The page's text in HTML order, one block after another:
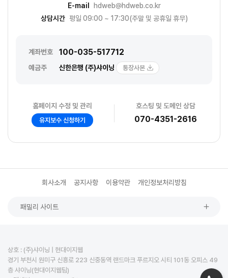
E-mail
hdweb@hdweb.co.kr
상담시간 평일 09:00 ~ 17:30(주말 및 공휴일 휴무)
계좌번호 100-035-517712
예금주 신한은행 (주)샤이닝 통장사본
홈페이지 수정 및 관리
유지보수 신청하기
호스팅 및 도메인 상담
070-4351-2616
회사소개 공지사항 이용약관 개인정보처리방침
패밀리 사이트
상호 : (주)샤이닝 | 현대이지웹
경기 부천시 원미구 신흥로 223 신중동역 랜드마크 푸르지오 시티 101동 오피스 49
층 샤이닝(현대이지웹팀)